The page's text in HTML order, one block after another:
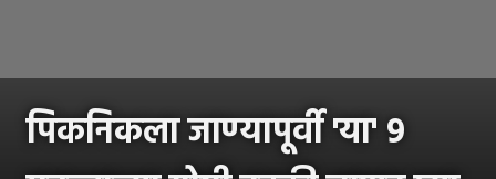
पिकनिकला जाण्यापूर्वी 'या' ९